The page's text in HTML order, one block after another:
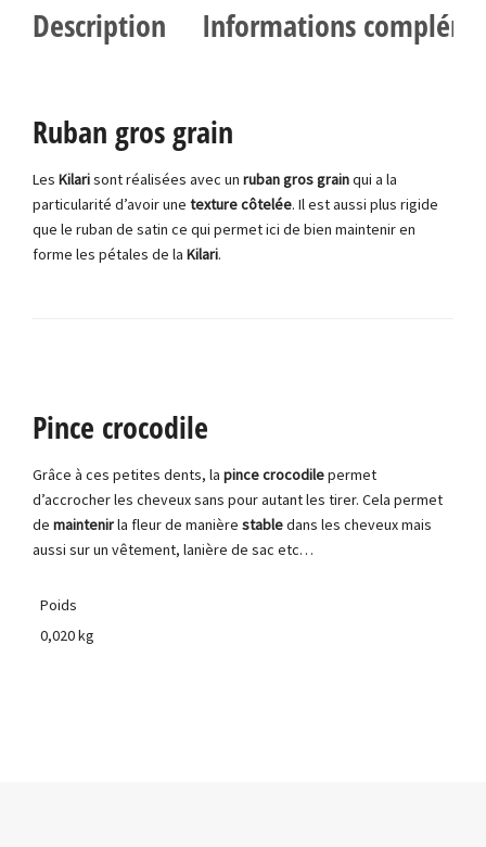
Description Informations
Ruban gros grain
Les Kilarisont réalisées avec un ruban gros grainqui a la
particularité d’avoir une texture côtelée. Il est aussi plus rigide
que le ruban de satin ce qui permet ici de bien maintenir en
forme les pétales de la Kilari.
Pince crocodile
Grâce à ces petites dents, la pince crocodilepermet
d’accrocher les cheveux sans pour autant les tirer. Cela permet
de maintenirla fleur de manière stabledans les cheveux mais
aussi sur un vêtement, lanière de sac etc…
Poids
0,020 kg